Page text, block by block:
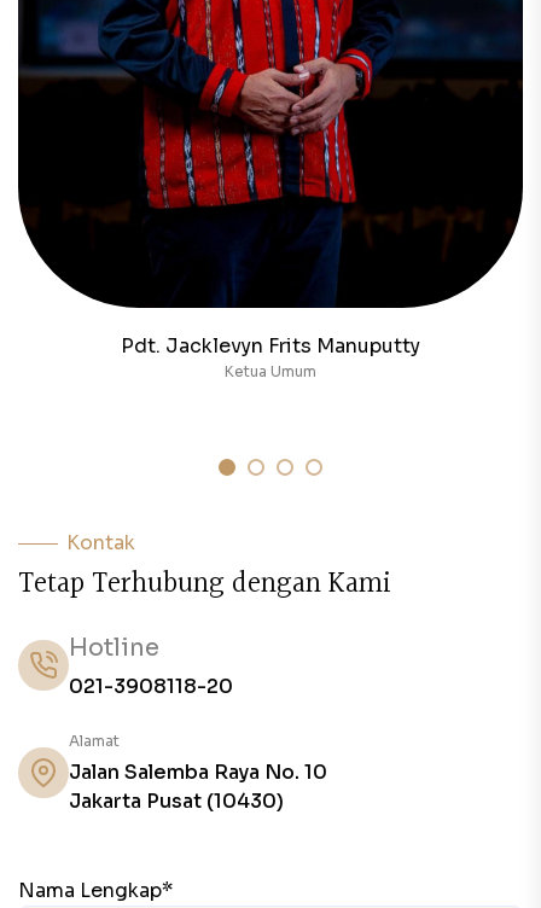
Pdt. Jacklevyn Frits Manuputty
Ketua Umum
Kontak
Tetap TerhubungdenganKami
Hotline
021-3908118-20
Alamat
Jalan Salemba Raya No. 10
Jakarta Pusat (10430)
Nama Lengkap*